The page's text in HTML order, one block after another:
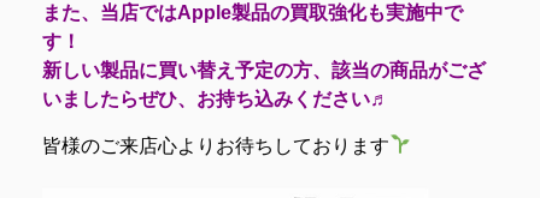
また、当店ではApple製品の買取強化も実施中で
す！
新しい製品に買い替え予定の方、該当の商品がござ
いましたらぜひ、お持ち込みください♬
皆様のご来店心よりお待ちしております